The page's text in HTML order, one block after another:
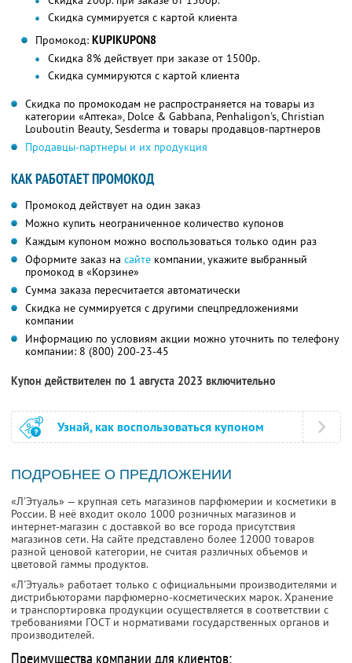
Скидка суммируется с картой клиента
Промокод: KUPIKUPON8
Скидка 8% действует при заказе от 1500р.
Скидка суммируются с картой клиента
Скидка по промокодам не распространяется на товары из
категории «Аптека», Dolce & Gabbana, Penhaligon's, Christian
Louboutin Beauty, Sesderma и товары продавцов-партнеров
Продавцы-партнеры и их продукция
КАК РАБОТАЕТ ПРОМОКОД
Промокод действует на один заказ
Можно купить неограниченное количество купонов
Каждым купоном можно воспользоваться только один раз
Оформите заказ на сайте компании, укажите выбранный
промокод в «Корзине»
Сумма заказа пересчитается автоматически
Скидка не суммируется с другими спецпредложениями
компании
Информацию по условиям акции можно уточнить по телефону
компании: 8 (800) 200-23-45
Купон действителен по 1 августа 2023 включительно
Узнай, как воспользоваться купоном
ПОДРОБНЕЕ О ПРЕДЛОЖЕНИИ
«Л'Этуаль» — крупная сеть магазинов парфюмерии и косметики в
России. В неё входит около 1000 розничных магазинов и
интернет-магазин с доставкой во все города присутствия
магазинов сети. На сайте представлено более 12000 товаров
разной ценовой категории, не считая различных объемов и
цветовой гаммы продуктов.
«Л'Этуаль» работает только с официальными производителями и
дистрибьюторами парфюмерно-косметических марок. Хранение
и транспортировка продукции осуществляется в соответствии с
требованиями ГОСТ и нормативами государственных органов и
производителей.
Преимущества компании для клиентов: